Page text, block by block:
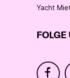
Yacht
FOLGE